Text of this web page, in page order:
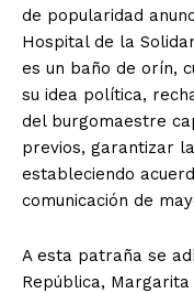
de popularidad
Hospital de la
es un baño de orín,
su idea política,
del burgomaestre
previos, garantizar
estableciendo
comunicación de
A esta patraña se
República,